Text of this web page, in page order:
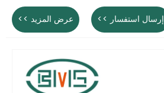
عرض المزيد >> إرسال استفسار >>